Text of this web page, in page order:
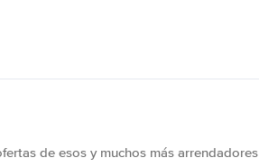
de esos y muchos más arrendadores